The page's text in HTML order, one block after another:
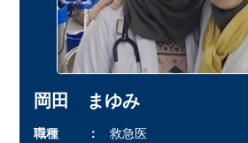
岡田 まゆみ
職種
救急医